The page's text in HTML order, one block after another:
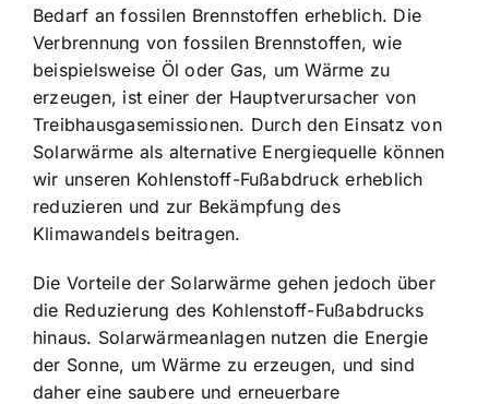
Bedarf an fossilen Brennstoffen erheblich. Die
Verbrennung von fossilen Brennstoffen, wie
beispielsweise Öl oder Gas, um Wärme zu
erzeugen, ist einer der Hauptverursacher von
Treibhausgasemissionen. Durch den Einsatz von
Solarwärme als alternative Energiequelle können
wir unseren Kohlenstoff-Fußabdruck erheblich
reduzieren und zur Bekämpfung des
Klimawandels beitragen.
Die Vorteile der Solarwärme gehen jedoch über
die Reduzierung des Kohlenstoff-Fußabdrucks
hinaus. Solarwärmeanlagen nutzen die Energie
der Sonne, um Wärme zu erzeugen, und sind
daher eine saubere und erneuerbare